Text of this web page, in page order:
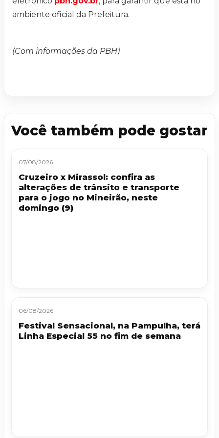
ambiente oficial da Prefeitura.
(Com informações da PBH)
Você também pode gostar
07/08/2026
Cruzeiro x Mirassol: confira as
alterações de trânsito e transporte
para o jogo no Mineirão, neste
domingo (9)
06/08/2026
Festival Sensacional, na Pampulha, terá
Linha Especial 55 no fim de semana